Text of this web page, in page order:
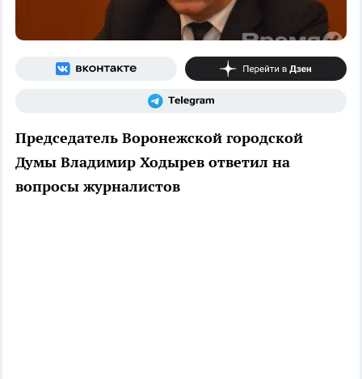
Председатель Воронежской городской
Думы Владимир Ходырев ответил на
вопросы журналистов